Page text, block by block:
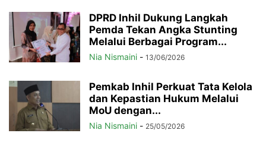
DPRD Inhil Dukung Langkah
Pemda Tekan Angka Stunting
Melalui Berbagai Program...
Nia Nismaini - 13/06/2026
Pemkab Inhil Perkuat Tata Kelola
dan Kepastian Hukum Melalui
MoU dengan...
Nia Nismaini - 25/05/2026